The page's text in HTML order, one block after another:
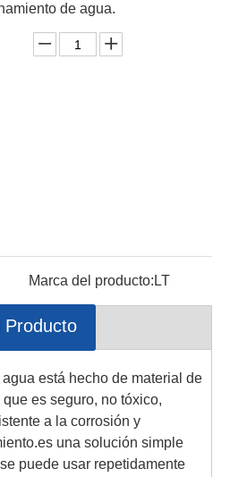
de agua.
Marca del producto: LT
Producto
está hecho de material de
es seguro, no tóxico,
a la corrosión y
una solución simple
puede usar repetidamente